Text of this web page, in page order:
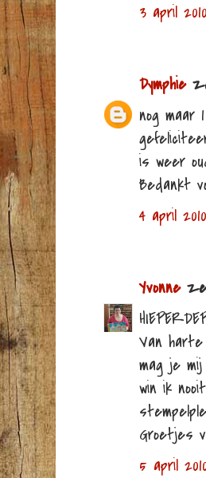
3 april
Dymphie
nog maar
is weer
Bedankt
4 april
Yvonne
Van
mag je
win ik
Groetjes
5 april